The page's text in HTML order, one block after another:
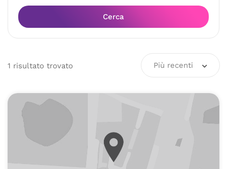
Cerca
1 risultato trovato Più recenti